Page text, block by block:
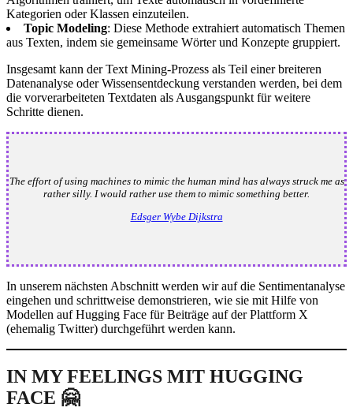
Kategorien oder Klassen einzuteilen.
Topic Modeling: Diese Methode extrahiert automatisch Themen
aus Texten, indem sie gemeinsame Wörter und Konzepte gruppiert.
Insgesamt kann der Text Mining-Prozess als Teil einer breiteren
Datenanalyse oder Wissensentdeckung verstanden werden, bei dem
die vorverarbeiteten Textdaten als Ausgangspunkt für weitere
Schritte dienen.
The effort of using machines to mimic the human mind has always struck me as
rather silly. I would rather use them to mimic something better.
Edsger Wybe Dijkstra
In unserem nächsten Abschnitt werden wir auf die Sentimentanalyse
eingehen und schrittweise demonstrieren, wie sie mit Hilfe von
Modellen auf Hugging Face für Beiträge auf der Plattform X
(ehemalig Twitter) durchgeführt werden kann.
IN MY FEELINGS MIT HUGGING
FACE 🤗